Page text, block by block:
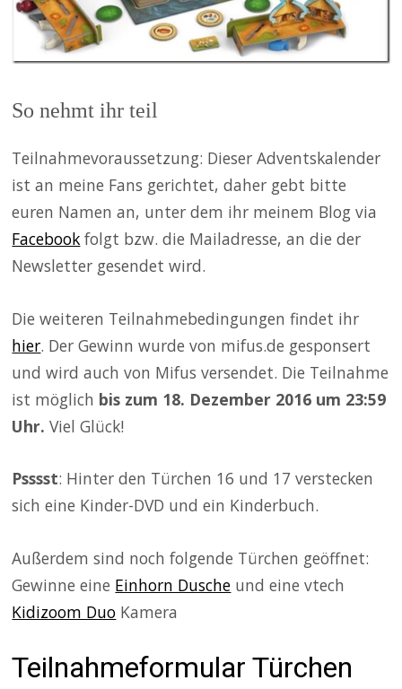
So nehmt ihr teil
Teilnahmevoraussetzung: Dieser Adventskalender
ist an meine Fans gerichtet, daher gebt bitte
euren Namen an, unter dem ihr meinem Blog via
Facebook folgt bzw. die Mailadresse, an die der
Newsletter gesendet wird.
Die weiteren Teilnahmebedingungen findet ihr
hier. Der Gewinn wurde von mifus.de gesponsert
und wird auch von Mifus versendet. Die Teilnahme
ist möglich bis zum 18. Dezember 2016 um 23:59
Uhr. Viel Glück!
Psssst: Hinter den Türchen 16 und 17 verstecken
sich eine Kinder-DVD und ein Kinderbuch.
Außerdem sind noch folgende Türchen geöffnet:
Gewinne eine Einhorn Dusche und eine vtech
Kidizoom Duo Kamera